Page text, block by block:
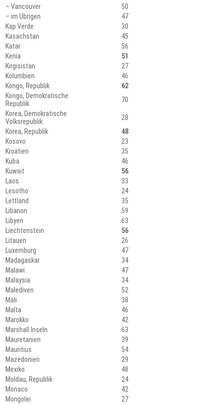
– Vancouver
50
– im Übrigen
47
Kap Verde
30
Kasachstan
45
Katar
56
Kenia
51
Kirgisistan
27
Kolumbien
46
Kongo, Republik
62
Kongo, Demokratische
Republik
70
Korea, Demokratische
Volksrepublik
28
Korea, Republik
48
Kosovo
23
Kroatien
35
Kuba
46
Kuwait
56
Laos
33
Lesotho
24
Lettland
35
Libanon
59
Libyen
63
Liechtenstein
56
Litauen
26
Luxemburg
47
Madagaskar
34
Malawi
47
Malaysia
34
Malediven
52
Mali
38
Malta
46
Marokko
42
Marshall Inseln
63
Mauretanien
39
Mauritius
54
Mazedonien
29
Mexiko
48
Moldau, Republik
24
Monaco
42
Mongolei
27